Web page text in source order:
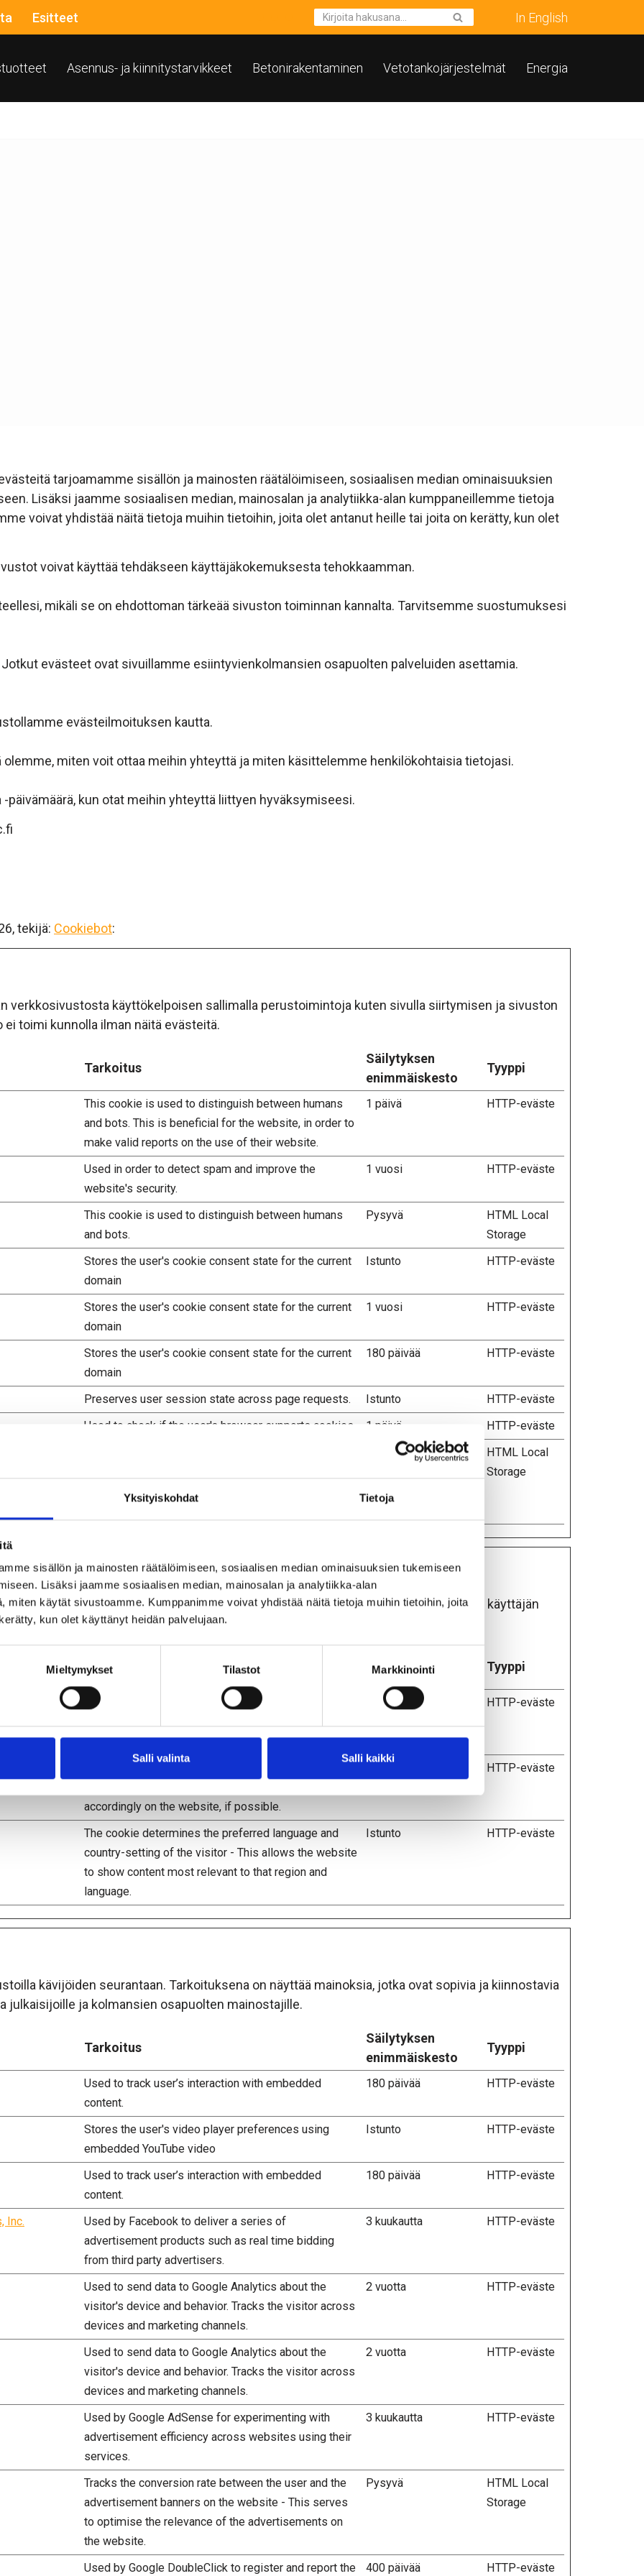
Yksityiskohdat Tietoja
sisällön ja mainosten räätälöimiseen, sosiaalisen median ominaisuuksien tukemiseen
Lisäksi jaamme sosiaalisen median, mainosalan ja analytiikka-alan
miten käytät sivustoamme. Kumppanimme voivat yhdistää näitä tietoja muihin tietoihin, joita
kun olet käyttänyt heidän palvelujaan.
Mieltymykset Tilastot Markkinointi
Salli valinta Salli kaikki
Esitteet In English
Asennus- ja kiinnitystarvikkeet Betonirakentaminen Vetotankojärjestelmät Energia
tarjoamamme sisällön ja mainosten räätälöimiseen, sosiaalisen median ominaisuuksien
Lisäksi jaamme sosiaalisen median, mainosalan ja analytiikka-alan kumppaneillemme tietoja
voivat yhdistää näitä tietoja muihin tietoihin, joita olet antanut heille tai joita on kerätty, kun olet
voivat käyttää tehdäkseen käyttäjäkokemuksesta tehokkaamman.
mikäli se on ehdottoman tärkeää sivuston toiminnan kannalta. Tarvitsemme suostumuksesi
evästeet ovat sivuillamme esiintyvienkolmansien osapuolten palveluiden asettamia.
evästeilmoituksen kautta.
miten voit ottaa meihin yhteyttä ja miten käsittelemme henkilökohtaisia tietojasi.
kun otat meihin yhteyttä liittyen hyväksymiseesi.
tekijä: Cookiebot:
verkkosivustosta käyttökelpoisen sallimalla perustoimintoja kuten sivulla siirtymisen ja sivuston
toimi kunnolla ilman näitä evästeitä.
Tarkoitus
Säilytyksen
enimmäiskesto
Tyyppi
This cookie is used to distinguish between humans
and bots. This is beneficial for the website, in order to
make valid reports on the use of their website.
1 päivä HTTP-eväste
Used in order to detect spam and improve the
website's security.
1 vuosi HTTP-eväste
This cookie is used to distinguish between humans
and bots.
Pysyvä
HTML Local
Storage
Stores the user's cookie consent state for the current
domain
Istunto HTTP-eväste
Stores the user's cookie consent state for the current
domain
1 vuosi HTTP-eväste
Stores the user's cookie consent state for the current
domain
180 päivää HTTP-eväste
Preserves user session state across page requests. Istunto
HTTP-eväste
Used to check if the user's browser supports cookies.
1 päivä
HTTP-eväste
cookies keep the correct state of font, blog/picture
Istunto
HTML Local
Storage
tietoja, jotka muuttavat sivuston käyttäytymistä ja ulkonäköä, kuten kielivalintoja tai käyttäjän
Tarkoitus
enimmäiskesto
Tyyppi
Registers which server-cluster is serving the visitor.
optimize user experience.
1 päivä HTTP-eväste
accordingly on the website, if possible.
HTTP-eväste
The cookie determines the preferred language and
country-setting of the visitor - This allows the website
to show content most relevant to that region and
language.
Istunto HTTP-eväste
kävijöiden seurantaan. Tarkoituksena on näyttää mainoksia, jotka ovat sopivia ja kiinnostavia
julkaisijoille ja kolmansien osapuolten mainostajille.
Tarkoitus
Säilytyksen
enimmäiskesto
Tyyppi
Used to track user’s interaction with embedded
content.
180 päivää HTTP-eväste
Stores the user's video player preferences using
embedded YouTube video
Istunto HTTP-eväste
Used to track user’s interaction with embedded
content.
180 päivää HTTP-eväste
Inc.
Used by Facebook to deliver a series of
advertisement products such as real time bidding
from third party advertisers.
3 kuukautta HTTP-eväste
Used to send data to Google Analytics about the
visitor's device and behavior. Tracks the visitor across
devices and marketing channels.
2 vuotta HTTP-eväste
Used to send data to Google Analytics about the
visitor's device and behavior. Tracks the visitor across
devices and marketing channels.
2 vuotta HTTP-eväste
Used by Google AdSense for experimenting with
advertisement efficiency across websites using their
services.
3 kuukautta HTTP-eväste
Tracks the conversion rate between the user and the
advertisement banners on the website - This serves
to optimise the relevance of the advertisements on
the website.
Pysyvä
HTML Local
Storage
Used by Google DoubleClick to register and report the 400 päivää HTTP-eväste